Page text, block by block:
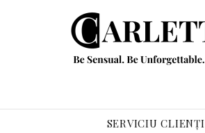
SERVICIU CLIENȚI